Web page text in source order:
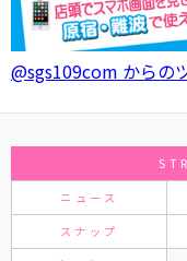
@sgs109com からの
ニュース
スナップ